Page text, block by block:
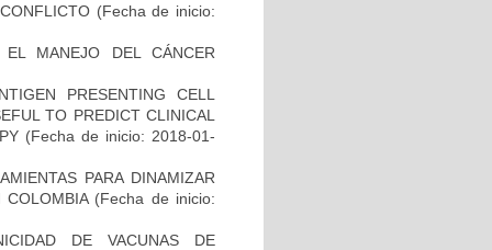
(Fecha de inicio:
EL MANEJO DEL CÁNCER
PRESENTING CELL
TO PREDICT CLINICAL
(Fecha de inicio: 2018-01-
PARA DINAMIZAR
COLOMBIA(Fecha de inicio:
DE VACUNAS DE